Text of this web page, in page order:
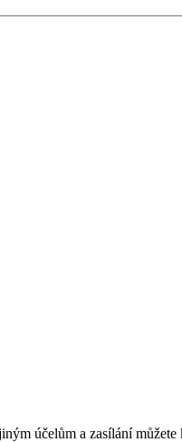
účelům a zasílání